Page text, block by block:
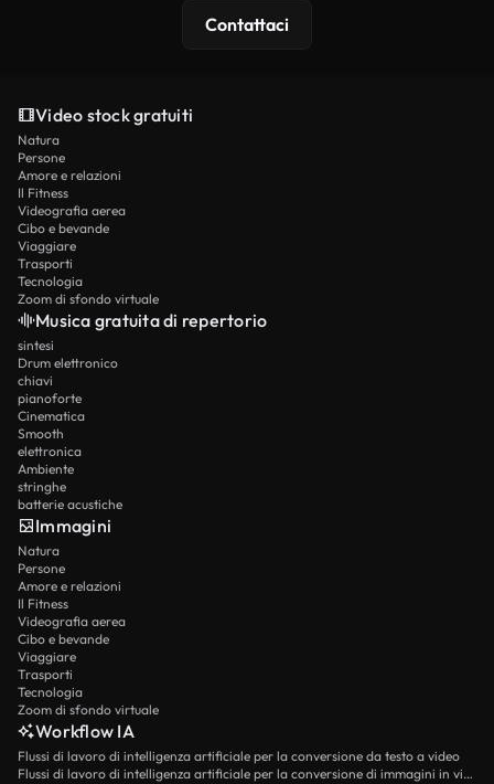
Contattaci
Video stock gratuiti
Natura
Persone
Amore e relazioni
Il Fitness
Videografia aerea
Cibo e bevande
Viaggiare
Trasporti
Tecnologia
Zoom di sfondo virtuale
Musica gratuita di repertorio
sintesi
Drum elettronico
chiavi
pianoforte
Cinematica
Smooth
elettronica
Ambiente
stringhe
batterie acustiche
Immagini
Natura
Persone
Amore e relazioni
Il Fitness
Videografia aerea
Cibo e bevande
Viaggiare
Trasporti
Tecnologia
Zoom di sfondo virtuale
Workflow IA
Flussi di lavoro di intelligenza artificiale per la conversione da testo a video
Flussi di lavoro di intelligenza artificiale per la conversione di immagini in video